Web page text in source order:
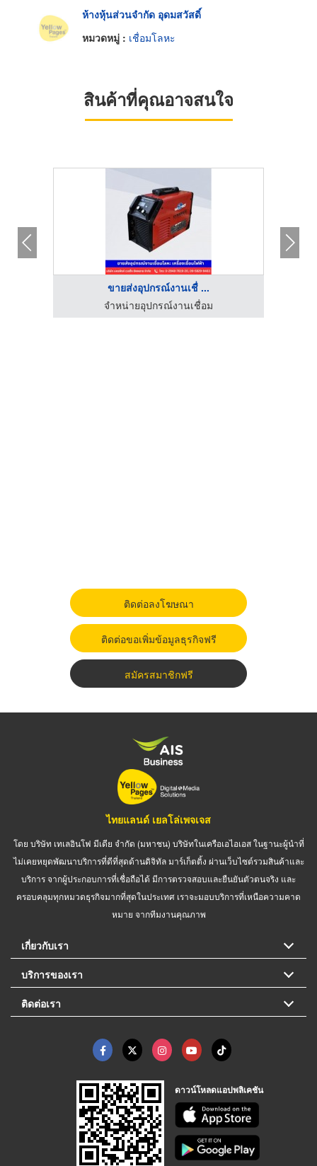
ห้างหุ้นส่วนจำกัด อุดมสวัสดิ์
หมวดหมู่ : เชื่อมโลหะ
สินค้าที่คุณอาจสนใจ
ขายส่งอุปกรณ์งานเชื่ ...
จำหน่ายอุปกรณ์งานเชื่อม
ติดต่อลงโฆษณา
ติดต่อขอเพิ่มข้อมูลธุรกิจฟรี
สมัครสมาชิกฟรี
ไทยแลนด์ เยลโล่เพจเจส
โดย บริษัท เทเลอินโฟ มีเดีย จำกัด (มหาชน) บริษัทในเครือเอไอเอส ในฐานะผู้นำที่
ไม่เคยหยุดพัฒนาบริการที่ดีที่สุดด้านดิจิทัล มาร์เก็ตติ้ง ผ่านเว็บไซต์รวมสินค้าและ
บริการ จากผู้ประกอบการที่เชื่อถือได้ มีการตรวจสอบและยืนยันตัวตนจริง และ
ครอบคลุมทุกหมวดธุรกิจมากที่สุดในประเทศ เราจะมอบบริการที่เหนือความคาด
หมาย จากทีมงานคุณภาพ
เกี่ยวกับเรา
บริการของเรา
ติดต่อเรา
ดาวน์โหลดแอปพลิเคชัน